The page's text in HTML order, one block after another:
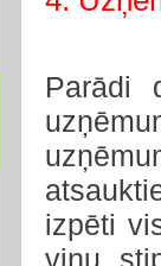
Parādi
izpēti
viņu